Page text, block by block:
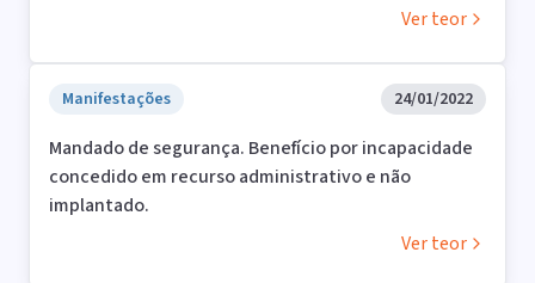
Ver teor
Manifestações 24/01/2022
Mandado de segurança. Benefício por incapacidade
concedido em recurso administrativo e não
implantado.
Ver teor